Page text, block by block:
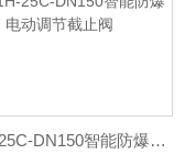
J941H-25C-DN150智能防爆电动调节截止阀